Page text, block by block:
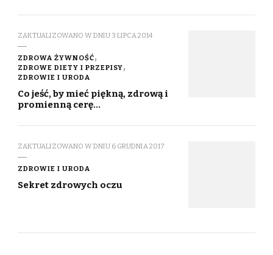
ZAKTUALIZOWANO W DNIU 3 LIPCA 2014
ZDROWA ŻYWNOŚĆ
ZDROWE DIETY I PRZEPISY
ZDROWIE I URODA
Co jeść, by mieć piękną, zdrową i
promienną cerę…
ZAKTUALIZOWANO W DNIU 6 GRUDNIA 2017
ZDROWIE I URODA
Sekret zdrowych oczu